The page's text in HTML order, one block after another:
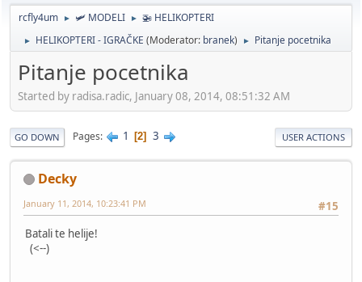
rcfly4um ► 🛩️ MODELI ► 🚁 HELIKOPTERI
► HELIKOPTERI - IGRAČKE (Moderator: branek) ► Pitanje pocetnika
Pitanje pocetnika
Started by radisa.radic, January 08, 2014, 08:51:32 AM
GO DOWN Pages 1 2 3 USER ACTIONS
Decky
#15
January 11, 2014, 10:23:41 PM
Batali te helije!
(<--)